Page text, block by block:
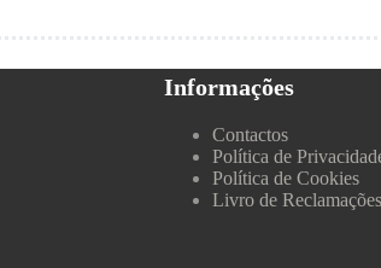
Informações
Contactos
Política de
Política de Cookies
Livro de Reclamações